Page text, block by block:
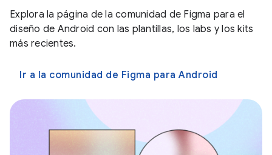
Explora la página de la comunidad de Figma para el
diseño de Android con las plantillas, los labs y los kits
más recientes.
Ir a la comunidad de Figma para Android